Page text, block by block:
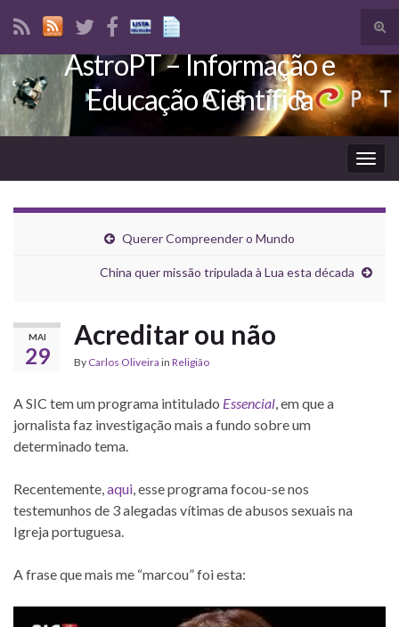
Search for:
AstroPT – Informação e
Educação Científica
Querer Compreender o Mundo
China quer missão tripulada à Lua esta década
MAI
29
Acreditar ou não
By Carlos Oliveira in Religião
A SIC tem um programa intitulado Essencial, em que a
jornalista faz investigação mais a fundo sobre um
determinado tema.
Recentemente,aqui, esse programa focou-se nos
testemunhos de 3 alegadas vítimas de abusos sexuais na
Igreja portuguesa.
A frase que mais me “marcou” foi esta: